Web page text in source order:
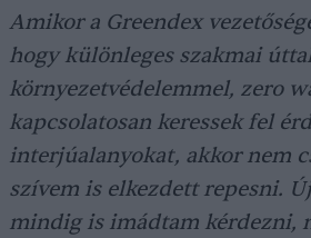
Amikor a Greendex
hogy különleges szakmai
környezetvédelemmel, zero
kapcsolatosan keressek fel
interjúalanyokat, akkor nem
szívem is elkezdett repesni.
mindig is imádtam kérdezni,